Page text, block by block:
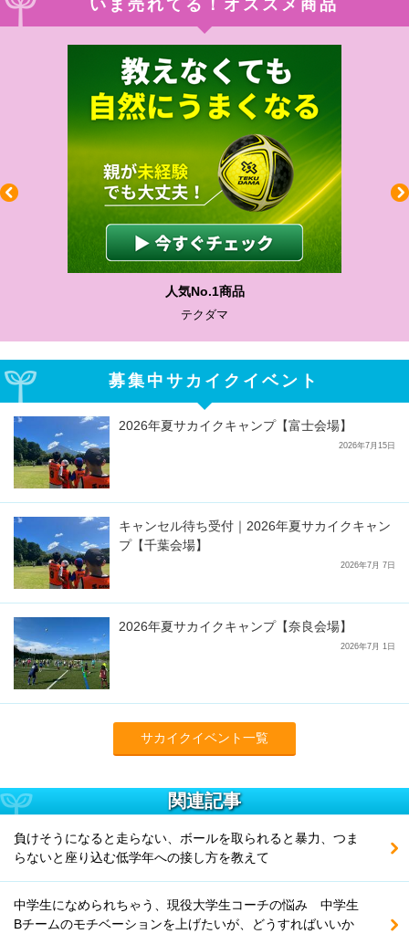
いま売れてる！オススメ商品
人気No.1商品
テクダマ
募集中サカイクイベント
2026年夏サカイクキャンプ【富士会場】
2026年7月15日
キャンセル待ち受付｜2026年夏サカイクキャン
プ【千葉会場】
2026年7月 7日
2026年夏サカイクキャンプ【奈良会場】
2026年7月 1日
サカイクイベント一覧
関連記事
負けそうになると走らない、ボールを取られると暴力、つま
らないと座り込む低学年への接し方を教えて
中学生になめられちゃう、現役大学生コーチの悩み 中学生
Bチームのモチベーションを上げたいが、どうすればいいか